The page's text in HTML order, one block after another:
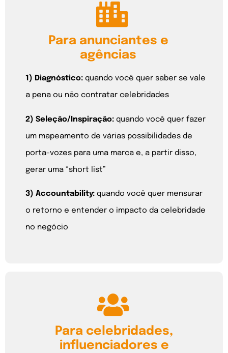
Para anunciantes e
agências
1) Diagnóstico: quando você quer saber se vale
a pena ou não contratar celebridades
2) Seleção/Inspiração: quando você quer fazer
um mapeamento de várias possibilidades de
porta-vozes para uma marca e, a partir disso,
gerar uma “short list”
3) Accountability: quando você quer mensurar
o retorno e entender o impacto da celebridade
no negócio
Para celebridades,
influenciadores e